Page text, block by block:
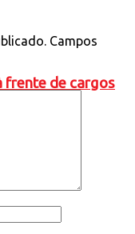
frente de cargos
Campos